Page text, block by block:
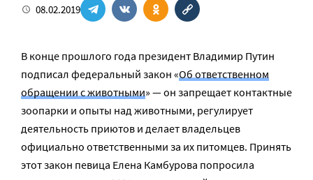
08.02.2019
В конце прошлого года президент Владимир Путин
подписал федеральный закон «Об ответственном
обращении с животными» — он запрещает контактные
зоопарки и опыты над животными, регулирует
деятельность приютов и делает владельцев
официально ответственными за их питомцев. Принять
этот закон певица Елена Камбурова попросила